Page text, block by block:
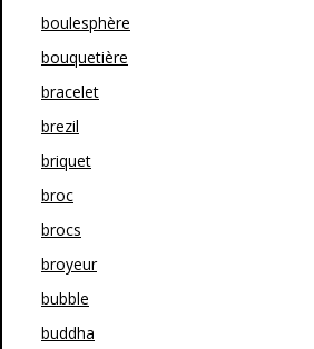
boulesphère
bouquetière
bracelet
brezil
briquet
broc
brocs
broyeur
bubble
buddha